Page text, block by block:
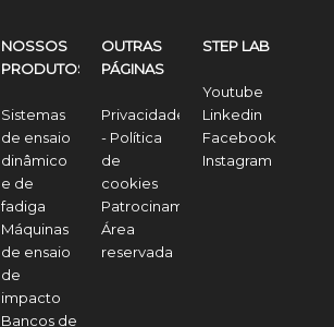
NOSSOS
PRODUTOS
Sistemas
de ensaio
dinâmico
e de
fadiga
Máquinas
de ensaio
de
impacto
Bancos de
OUTRAS
PÁGINAS
Privacidade
- Política
de
cookies
Patrocinamos
Área
reservada
STEP LAB
Youtube
Linkedin
Facebook
Instagram